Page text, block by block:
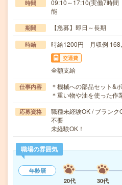
時間
09:10～17:10(実働7時
能
期間 【急募】即日～長期
時給 時給1200円 月収例
交通費
全額支給
仕事内容
＊機械への部品セット&
＊重い物や油を使った
応募資格
職種未経験OK / ブラン
不要
未経験OK！
職場の雰囲気
年齢層
20代
30代